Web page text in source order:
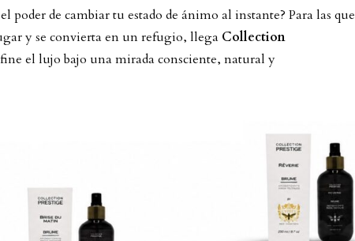
poder de cambiar tu estado de ánimo al instante? Para las que
y se convierta en un refugio, llega Collection
el lujo bajo una mirada consciente, natural y